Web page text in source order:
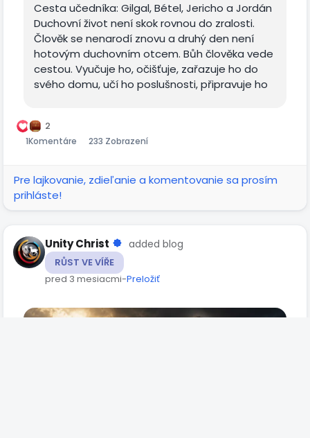
Cesta učedníka: Gilgal, Bétel, Jericho a Jordán
Duchovní život není skok rovnou do zralosti.
Člověk se nenarodí znovu a druhý den není
hotovým duchovním otcem. Bůh člověka vede
cestou. Vyučuje ho, očišťuje, zařazuje ho do
svého domu, učí ho poslušnosti, připravuje ho
2
1Komentáre 233 Zobrazení
Pre lajkovanie, zdieľanie a komentovanie sa prosím
prihláste!
Unity Christ added blog
RŮST VE VÍŘE
pred 3 mesiacmi-Preložiť